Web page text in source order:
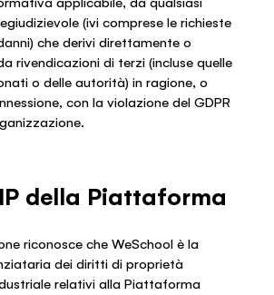
(ivi comprese le richieste
che derivi direttamente o
rivendicazioni di terzi (incluse quelle
o delle autorità) in ragione, o
con la violazione del GDPR
della Piattaforma
riconosce che WeSchool è la
dei diritti di proprietà
relativi alla Piattaforma